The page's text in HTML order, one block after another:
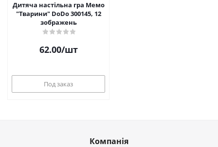
Дитяча настільна гра Мемо
"Тварини" DoDo 300145, 12
зображень
62.00/шт
Под заказ
Компанія